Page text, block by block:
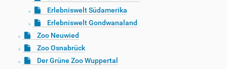
Erlebniswelt Südamerika
Erlebniswelt Gondwanaland
Zoo Neuwied
Zoo Osnabrück
Der Grüne Zoo Wuppertal